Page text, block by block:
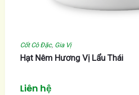
Cốt Cô Đặc, Gia Vị
Hạt Nêm Hương Vị Lẩu Thái
Liên hệ